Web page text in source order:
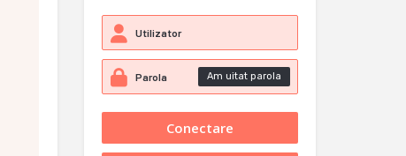
Am uitat parola